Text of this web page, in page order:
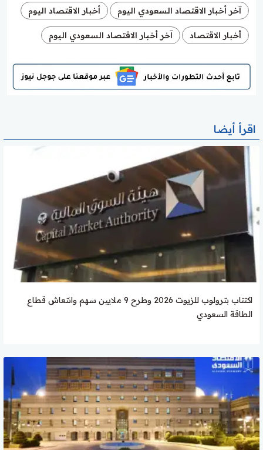
آخر أخبار الاقتصاد السعودي اليوم أخبار الاقتصاد اليوم
أخبار الاقتصاد آخر أخبار الاقتصاد السعودي اليوم
اقرأ أيضا
اكتتاب بترولوب للزيوت 2026 وطرح 9 ملايين سهم وانتعاش قطاع
الطاقة السعودي